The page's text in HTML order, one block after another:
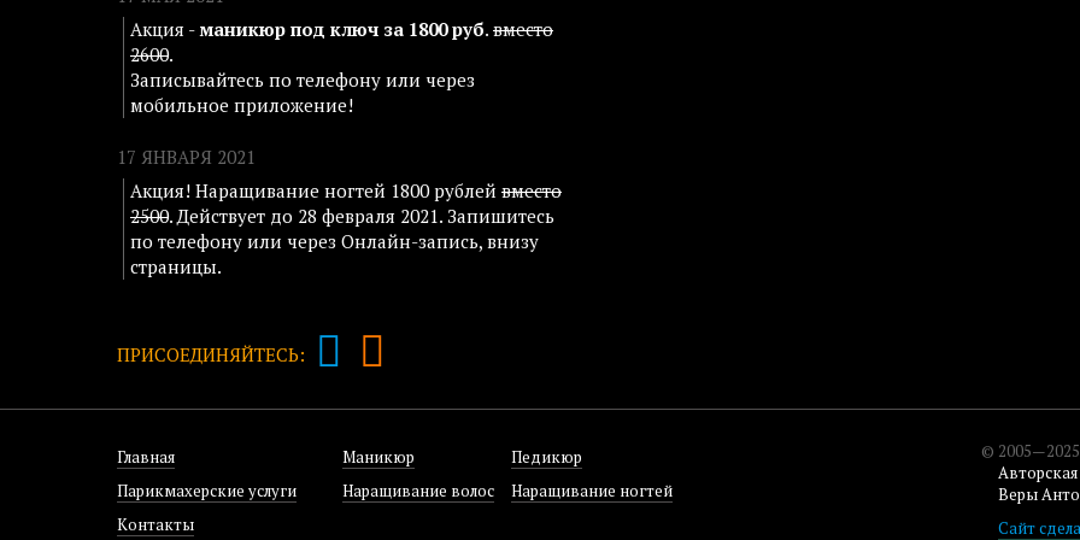
Акция -маникюр под ключ за 1800 руб. вместо
2600.
Записывайтесь по телефону или через
мобильное приложение!
17 ЯНВАРЯ 2021
Акция! Наращивание ногтей 1800 рублей вместо
2500. Действует до 28 февраля 2021. Запишитесь
по телефону или через Онлайн-запись, внизу
страницы.
ПРИСОЕДИНЯЙТЕСЬ:
Главная Маникюр
Педикюр
Парикмахерские услуги
Наращивание волос
Наращивание ногтей
Контакты
© 2005—2025
Веры
Сайт